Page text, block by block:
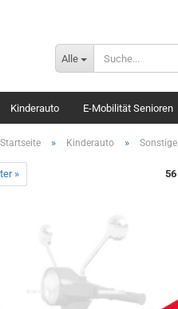
Alle
Kinderauto E-Mobilität Senioren
Startseite » Kinderauto » Sonstige
» 56